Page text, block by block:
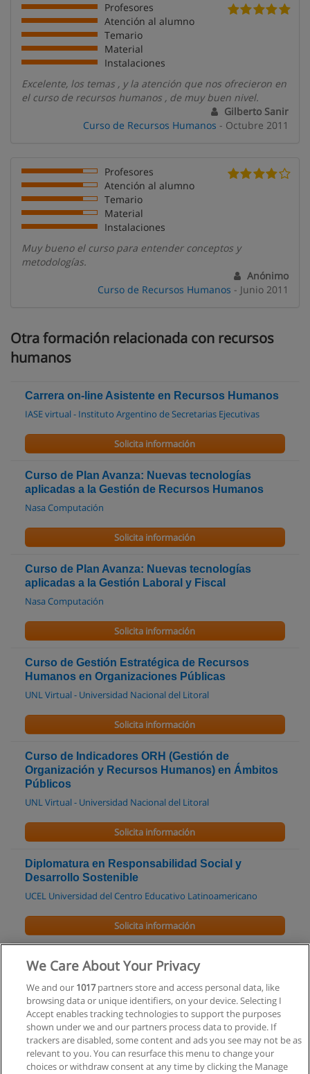
Profesores
Atención al alumno
Temario
Material
Instalaciones
Excelente, los temas , y la atención que nos ofrecieron en
el curso de recursos humanos , de muy buen nivel.
Gilberto Sanir
Curso de Recursos Humanos - Octubre 2011
Profesores
Atención al alumno
Temario
Material
Instalaciones
Muy bueno el curso para entender conceptos y
metodologías.
Anónimo
Curso de Recursos Humanos - Junio 2011
Otra formación relacionada con recursos
humanos
Carrera on-line Asistente en Recursos Humanos
IASE virtual - Instituto Argentino de Secretarias Ejecutivas
Solicita información
Curso de Plan Avanza: Nuevas tecnologías
aplicadas a la Gestión de Recursos Humanos
Nasa Computación
Solicita información
Curso de Plan Avanza: Nuevas tecnologías
aplicadas a la Gestión Laboral y Fiscal
Nasa Computación
Solicita información
Curso de Gestión Estratégica de Recursos
Humanos en Organizaciones Públicas
UNL Virtual - Universidad Nacional del Litoral
Solicita información
Curso de Indicadores ORH (Gestión de
Organización y Recursos Humanos) en Ámbitos
Públicos
UNL Virtual - Universidad Nacional del Litoral
Solicita información
Diplomatura en Responsabilidad Social y
Desarrollo Sostenible
UCEL Universidad del Centro Educativo Latinoamericano
Solicita información
Curso de Despachante de Aduana y Comercio
Exterior
INADEE (Instituto de Administración y Dirección de Empresas
e-learning)
Solicita información
We Care About Your Privacy
We and our 1017partners store and access personal data, like
browsing data or unique identifiers, on your device. Selecting I
Accept enables tracking technologies to support the purposes
shown under we and our partners process data to provide. If
trackers are disabled, some content and ads you see may not be as
relevant to you. You can resurface this menu to change your
choices or withdraw consent at any time by clicking the Manage